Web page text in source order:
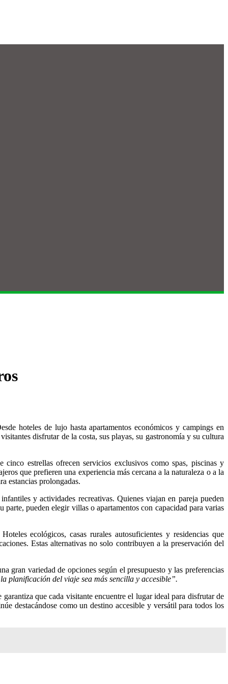
hoteles de lujo hasta apartamentos económicos y campings en
disfrutar de la costa, sus playas, su gastronomía y su cultura
estrellas ofrecen servicios exclusivos como spas, piscinas y
que prefieren una experiencia más cercana a la naturaleza o a la
estancias prolongadas.
y actividades recreativas. Quienes viajan en pareja pueden
pueden elegir villas o apartamentos con capacidad para varias
ecológicos, casas rurales autosuficientes y residencias que
Estas alternativas no solo contribuyen a la preservación del
gran variedad de opciones según el presupuesto y las preferencias
planificación del viaje sea más sencilla y accesible”.
que cada visitante encuentre el lugar ideal para disfrutar de
destacándose como un destino accesible y versátil para todos los